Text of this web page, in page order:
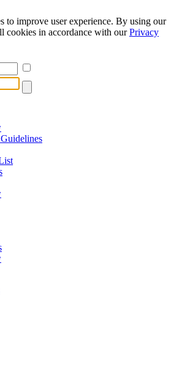
to improve user experience. By using our
cookies in accordance with ourPrivacy